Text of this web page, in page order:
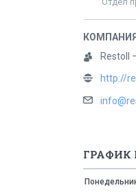
Restoll
http://
ГРАФИК